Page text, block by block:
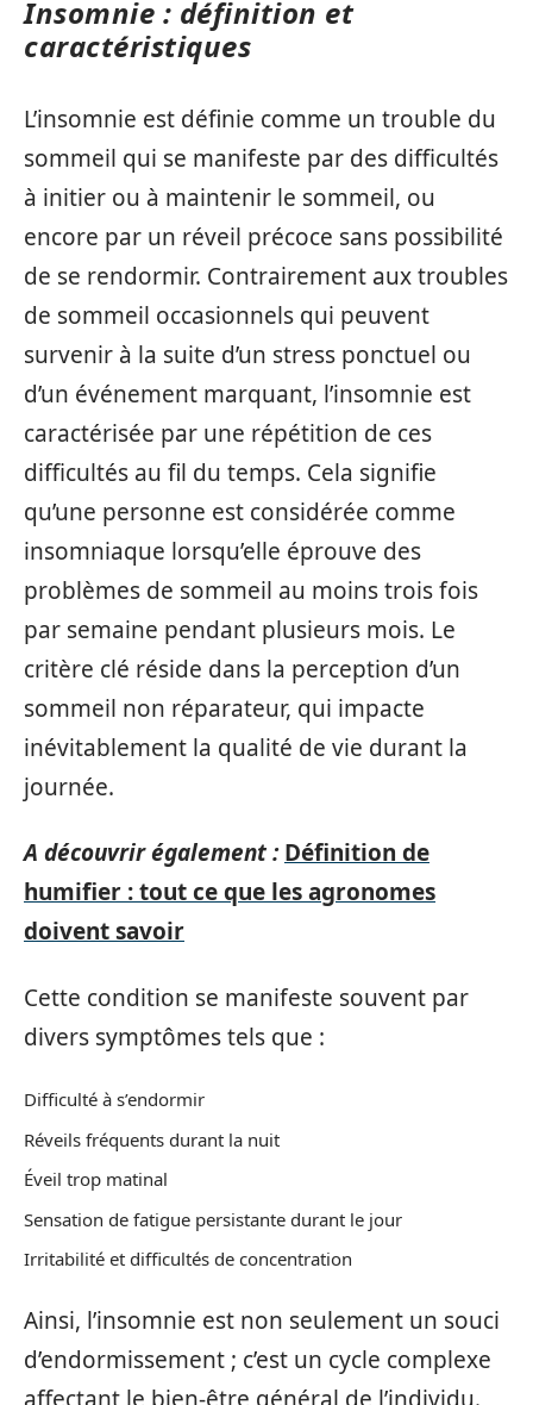
Insomnie : définition et
caractéristiques
L’insomnie est définie comme un trouble du
sommeil qui se manifeste par des difficultés
à initier ou à maintenir le sommeil, ou
encore par un réveil précoce sans possibilité
de se rendormir. Contrairement aux troubles
de sommeil occasionnels qui peuvent
survenir à la suite d’un stress ponctuel ou
d’un événement marquant, l’insomnie est
caractérisée par une répétition de ces
difficultés au fil du temps. Cela signifie
qu’une personne est considérée comme
insomniaque lorsqu’elle éprouve des
problèmes de sommeil au moins trois fois
par semaine pendant plusieurs mois. Le
critère clé réside dans la perception d’un
sommeil non réparateur, qui impacte
inévitablement la qualité de vie durant la
journée.
A découvrir également : Définition de
humifier : tout ce que les agronomes
doivent savoir
Cette condition se manifeste souvent par
divers symptômes tels que :
Difficulté à s’endormir
Réveils fréquents durant la nuit
Éveil trop matinal
Sensation de fatigue persistante durant le jour
Irritabilité et difficultés de concentration
Ainsi, l’insomnie est non seulement un souci
d’endormissement ; c’est un cycle complexe
affectant le bien-être général de l’individu.